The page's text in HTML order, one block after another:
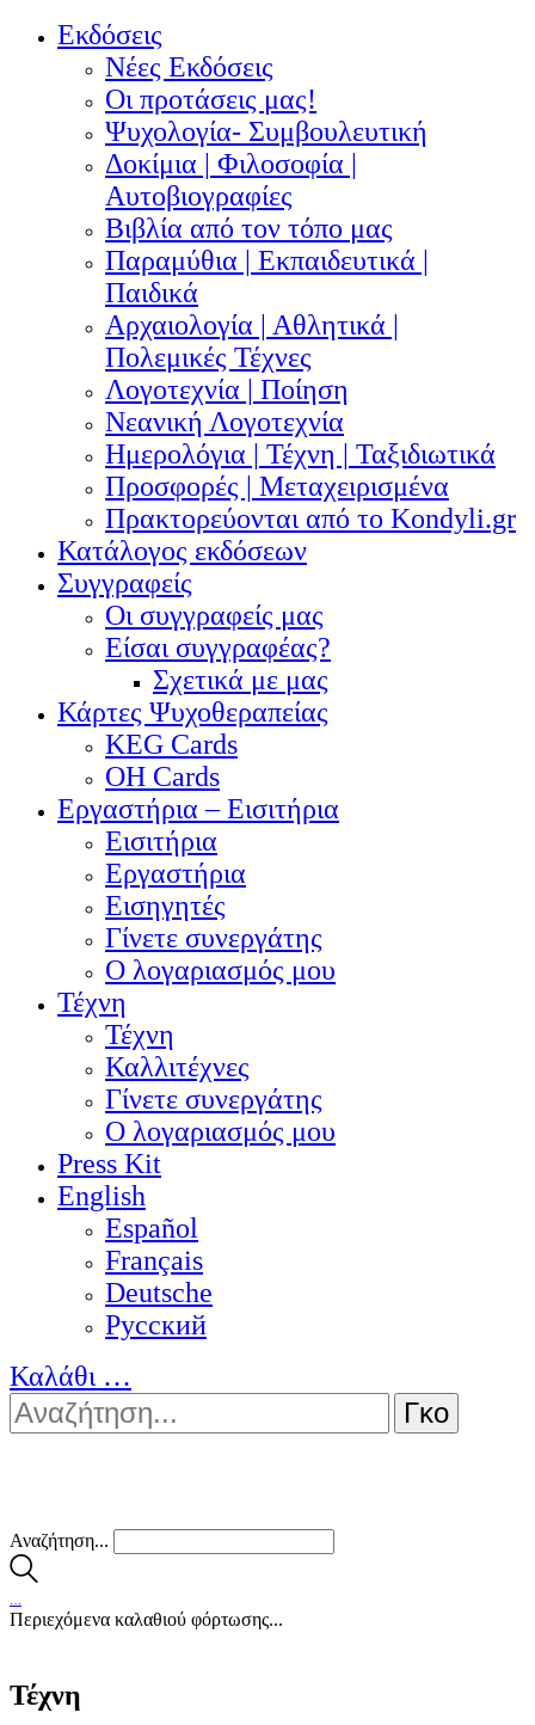
Εκδόσεις
Νέες Εκδόσεις
Οι προτάσεις μας!
Ψυχολογία- Συμβουλευτική
Δοκίμια | Φιλοσοφία |
Αυτοβιογραφίες
Βιβλία από τον τόπο μας
Παραμύθια | Εκπαιδευτικά |
Παιδικά
Αρχαιολογία | Αθλητικά |
Πολεμικές Τέχνες
Λογοτεχνία | Ποίηση
Νεανική Λογοτεχνία
Ημερολόγια | Τέχνη | Ταξιδιωτικά
Προσφορές | Μεταχειρισμένα
Πρακτορεύονται από το Kondyli.gr
Κατάλογος εκδόσεων
Συγγραφείς
Οι συγγραφείς μας
Είσαι συγγραφέας?
Σχετικά με μας
Κάρτες Ψυχοθεραπείας
KEG Cards
OH Cards
Εργαστήρια – Εισιτήρια
Εισιτήρια
Εργαστήρια
Εισηγητές
Γίνετε συνεργάτης
Ο λογαριασμός μου
Τέχνη
Τέχνη
Καλλιτέχνες
Γίνετε συνεργάτης
Ο λογαριασμός μου
Press Kit
English
Español
Français
Deutsche
Pусский
Καλάθι …
Αναζήτηση...
Περιεχόμενα καλαθιού φόρτωσης...
Τέχνη